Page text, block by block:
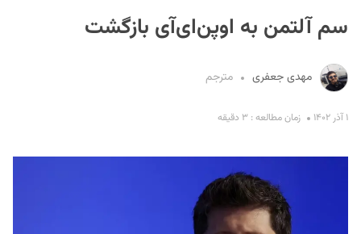
سم آلتمن به اوپن‌ای‌آی بازگشت
مهدی جعفری مترجم
۱ آذر ۱۴۰۲ زمان مطالعه : ۳ دقیقه